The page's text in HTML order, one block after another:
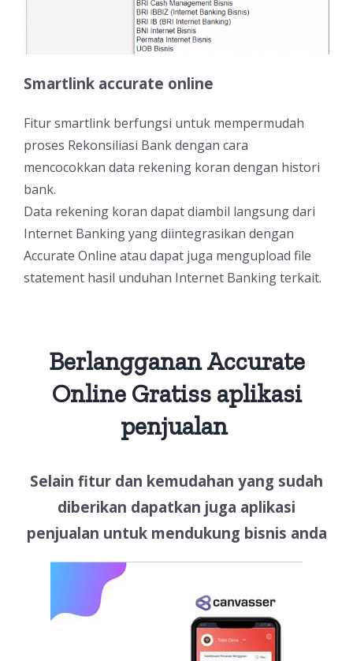
Smartlink accurate online
Fitur smartlink berfungsi untuk mempermudah
proses Rekonsiliasi Bank dengan cara
mencocokkan data rekening koran dengan histori
bank.
Data rekening koran dapat diambil langsung dari
Internet Banking yang diintegrasikan dengan
Accurate Online atau dapat juga mengupload file
statement hasil unduhan Internet Banking terkait.
Berlangganan Accurate
Online Gratiss aplikasi
penjualan
Selain fitur dan kemudahan yang sudah
diberikan dapatkan juga aplikasi
penjualan untuk mendukung bisnis anda